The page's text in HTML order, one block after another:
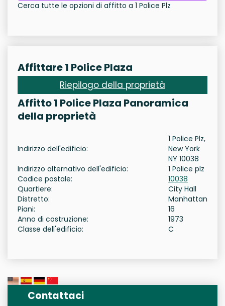
Cerca tutte le opzioni di affitto a 1 Police Plz
Affittare 1 Police Plaza
Riepilogo della proprietà
Affitto 1 Police Plaza Panoramica
della proprietà
Indirizzo dell'edificio:
1 Police Plz,
New York
NY 10038
Indirizzo alternativo dell'edificio:
1 Police plz
Codice postale:
10038
Quartiere:
City Hall
Distretto:
Manhattan
Piani:
16
Anno di costruzione:
1973
Classe dell'edificio:
C
Contattaci